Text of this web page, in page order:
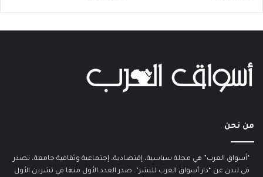
من نحن
“أسواق العرب” هي مجلة سياسية، إقتصادية، إجتماعية وثقافية جامعة، تصدر
في لندن عن “دار أسواق العرب للنشر”. صدر العدد الأول منها في تشرين الأول